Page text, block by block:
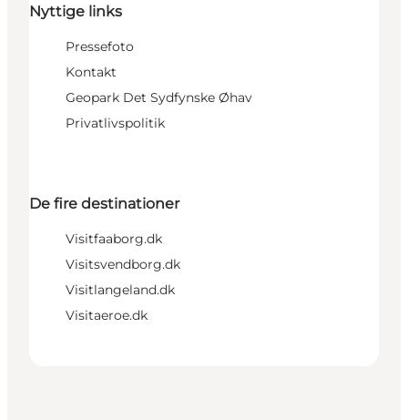
Nyttige links
Pressefoto
Kontakt
Geopark Det Sydfynske Øhav
Privatlivspolitik
De fire destinationer
Visitfaaborg.dk
Visitsvendborg.dk
Visitlangeland.dk
Visitaeroe.dk